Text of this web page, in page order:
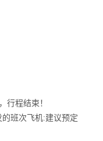
程结束！
班次飞机:建议预定